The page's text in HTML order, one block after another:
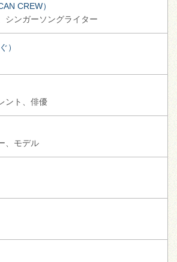
CREW）
シンガーソングライター
）
ント、 俳優
、 モデル